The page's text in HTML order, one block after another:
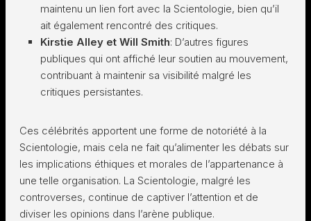
maintenu un lien fort avec la Scientologie, bien qu’il
ait également rencontré des critiques.
Kirstie Alley et Will Smith: D’autres figures
publiques qui ont affiché leur soutien au mouvement,
contribuant à maintenir sa visibilité malgré les
critiques persistantes.
Ces célébrités apportent une forme de notoriété à la
Scientologie, mais cela ne fait qu’alimenter les débats sur
les implications éthiques et morales de l’appartenance à
une telle organisation. La Scientologie, malgré les
controverses, continue de captiver l’attention et de
diviser les opinions dans l’arène publique.